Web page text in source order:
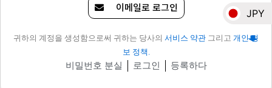
JPY
NZD
이메일로 로그인
귀하의 계정을 생성함으로써 귀하는 당사의 서비스 약관 그리고 개인 정
보 정책.
비밀번호 분실 로그인 등록하다